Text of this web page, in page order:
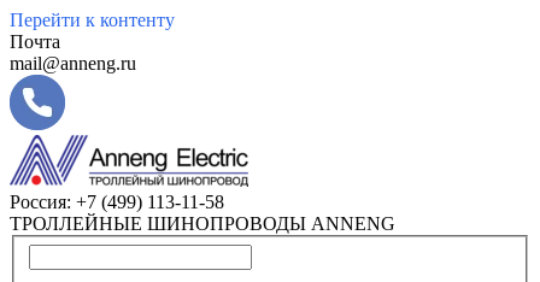
Перейти к контенту
Почта
mail@anneng.ru
Россия: +7 (499) 113-11-58
ТРОЛЛЕЙНЫЕ ШИНОПРОВОДЫ ANNENG